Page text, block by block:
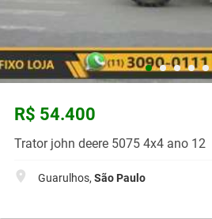
R$ 54.400
Trator john deere 5075 4x4 ano 12
Guarulhos, São Paulo